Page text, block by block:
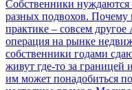
Собственники нуждаются
разных подвохов. Почему
практике – совсем другое
операция на рынке
собственники годами
живут где-то за границей
им может понадобиться